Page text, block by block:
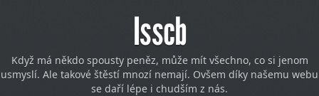
Isscb
Když má někdo spousty peněz, může mít všechno, co si jenom
usmyslí. Ale takové štěstí mnozí nemají. Ovšem díky našemu webu
se daří lépe i chudším z nás.